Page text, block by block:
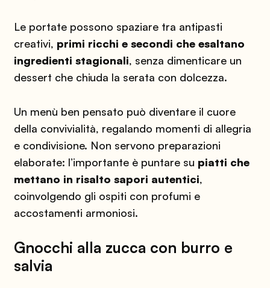
Le portate possono spaziare tra antipasti
creativi, primi ricchi e secondi che esaltano
ingredienti stagionali, senza dimenticare un
dessert che chiuda la serata con dolcezza.
Un menù ben pensato può diventare il cuore
della convivialità, regalando momenti di allegria
e condivisione. Non servono preparazioni
elaborate: l’importante è puntare su piatti che
mettano in risalto sapori autentici,
coinvolgendo gli ospiti con profumi e
accostamenti armoniosi.
Gnocchi alla zucca con burro e
salvia